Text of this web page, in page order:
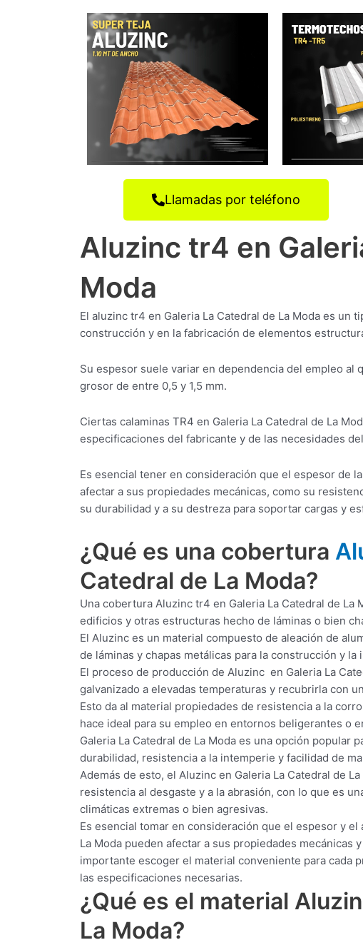
Llamadas por teléfono
Aluzinc tr4 en
Moda
El aluzinc tr4 en Galeria La Catedral de La Moda es un
construcción y en la fabricación de elementos
Su espesor suele variar en dependencia del empleo al
grosor de entre 0,5 y 1,5 mm.
Ciertas calaminas TR4 en Galeria La Catedral de La
especificaciones del fabricante y de las necesidades
Es esencial tener en consideración que el espesor de
afectar a sus propiedades mecánicas, como su
su durabilidad y a su destreza para soportar cargas y
¿Qué es una cobertura
Catedral de La Moda?
Una cobertura Aluzinc tr4 en Galeria La Catedral de
edificios y otras estructuras hecho de láminas o bien
El Aluzinc es un material compuesto de aleación de
de láminas y chapas metálicas para la construcción y la
El proceso de producción de Aluzinc en Galeria La
galvanizado a elevadas temperaturas y recubrirla con
Esto da al material propiedades de resistencia a la
hace ideal para su empleo en entornos beligerantes o
Galeria La Catedral de La Moda es una opción
durabilidad, resistencia a la intemperie y facilidad de
Además de esto, el Aluzinc en Galeria La Catedral de
resistencia al desgaste y a la abrasión, con lo que es
climáticas extremas o bien agresivas.
Es esencial tomar en consideración que el espesor y
La Moda pueden afectar a sus propiedades
importante escoger el material conveniente para cada
las especificaciones necesarias.
¿Qué es el material
La Moda?